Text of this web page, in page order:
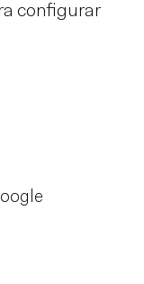
configurar